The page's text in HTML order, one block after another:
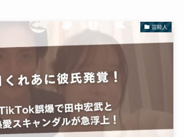
芸能人